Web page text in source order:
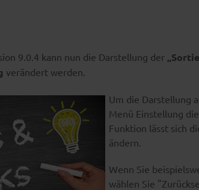
9.0.4 kann nun die Darstellung der
verändert werden.
Um die Darstellung
Menü Einstellung
Funktion lässt sich
ändern.
Wenn Sie
wählen Sie